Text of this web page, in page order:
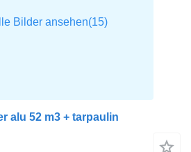
alu 52 m3 + tarpaulin